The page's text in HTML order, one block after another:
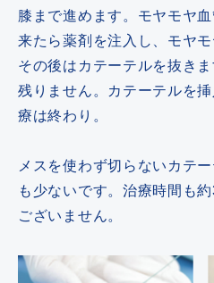
膝まで進めます。モヤモヤ
来たら薬剤を注入し、モヤ
その後はカテーテルを抜き
残りません。カテーテルを
療は終わり。
メスを使わず切らないカテ
も少ないです。治療時間も
ございません。